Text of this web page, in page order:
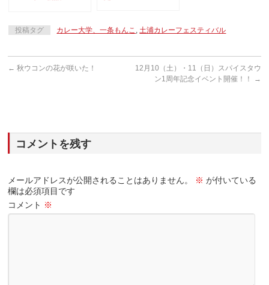
投稿タグ カレー大学、一条もんこ 土浦カレーフェスティバル
← 秋ウコンの花が咲いた！
12月10（土）・11（日）スパイスタウ
ン1周年記念イベント開催！！
→
コメントを残す
メールアドレスが公開されることはありません。 ※ が付いている
欄は必須項目です
コメント ※